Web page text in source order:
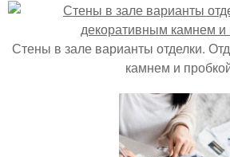
Стены в зале варианты отделки.
камнем и